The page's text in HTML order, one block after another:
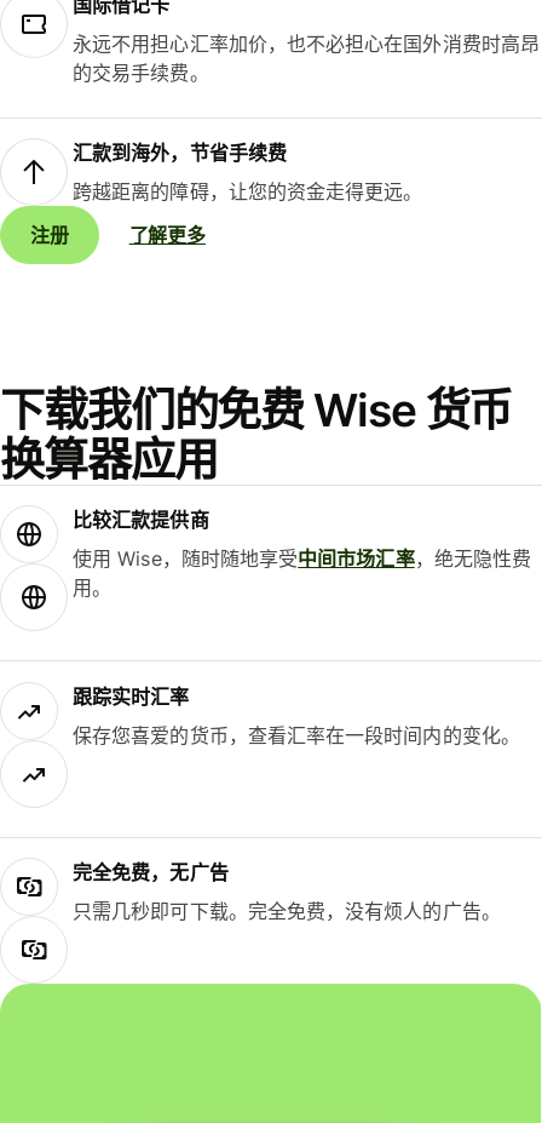
国际借记卡
永远不用担心汇率加价，也不必担心在国外消费时高昂
的交易手续费。
汇款到海外，节省手续费
跨越距离的障碍，让您的资金走得更远。
注册
了解更多
下载我们的免费 Wise 货币
换算器应用
比较汇款提供商
使用 Wise，随时随地享受中间市场汇率，绝无隐性费
用。
跟踪实时汇率
保存您喜爱的货币，查看汇率在一段时间内的变化。
完全免费，无广告
只需几秒即可下载。完全免费，没有烦人的广告。